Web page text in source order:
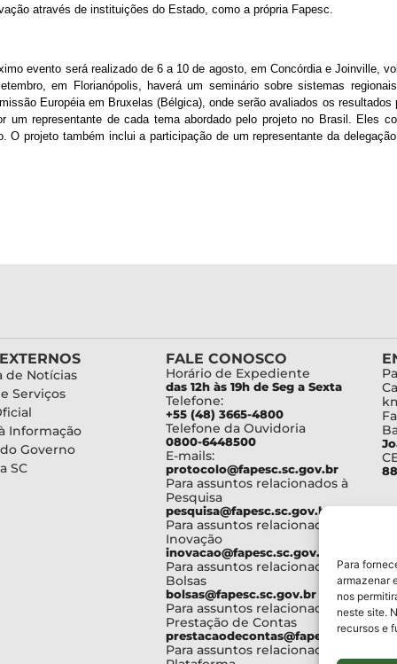
Para
armazenar
nos
neste site.
recursos e
através de instituições do Estado, como a própria Fapesc.
evento será realizado de 6 a 10 de agosto, em Concórdia e Joinville,
em Florianópolis, haverá um seminário sobre sistemas
Européia em Bruxelas (Bélgica), onde serão avaliados os resultados
um representante de cada tema abordado pelo projeto no Brasil. Eles
O projeto também inclui a participação de um representante da
de Notícias
Serviços
Informação
Governo
SC
FALE CONOSCO
Horário de Expediente
das 12h às 19h de Seg a Sexta
Telefone:
+55 (48) 3665-4800
Telefone da Ouvidoria
0800-6448500
E-mails:
protocolo@fapesc.sc.gov.br
Para assuntos relacionados à
Pesquisa
pesquisa@fapesc.sc.gov.br
Para assuntos relacionados à
Inovação
inovacao@fapesc.sc.gov.br
Para assuntos relacionados à
Bolsas
bolsas@fapesc.sc.gov.br
Para assuntos relacionados à
Prestação de Contas
prestacaodecontas@fapesc.sc.gov.br
Para assuntos relacionados à